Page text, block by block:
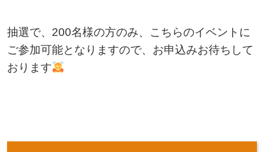
抽選で、200名様の方のみ、こちらのイベントに
ご参加可能となりますので、お申込みお待ちして
おります